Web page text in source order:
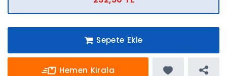
Sepete Ekle
Hemen Kirala